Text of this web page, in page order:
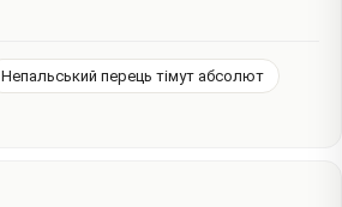
Непальський перець тімут абсолют